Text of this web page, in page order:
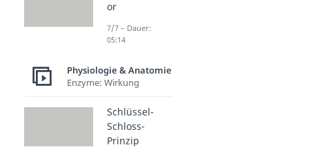
or
7/7 – Dauer:
05:14
Physiologie & Anatomie
Enzyme: Wirkung
Schlüssel-
Schloss-
Prinzip